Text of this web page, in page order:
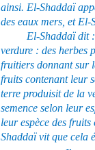
ainsi. El-Shaddaï
des eaux mers, et
El-Shaddaï dit
verdure : des herbes
fruitiers donnant sur
fruits contenant leur
terre produisit de la
semence selon leur
leur espèce des
Shaddaï vit que cela